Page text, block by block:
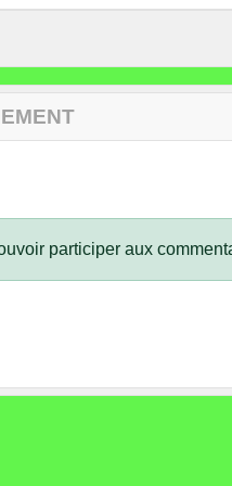
participer aux